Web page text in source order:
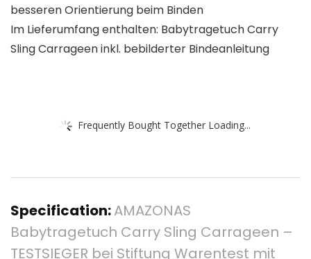
besseren Orientierung beim Binden
Im Lieferumfang enthalten: Babytragetuch Carry
Sling Carrageen inkl. bebilderter Bindeanleitung
Frequently Bought Together Loading...
Specification:AMAZONAS
Babytragetuch Carry Sling Carrageen –
TESTSIEGER bei Stiftung Warentest mit